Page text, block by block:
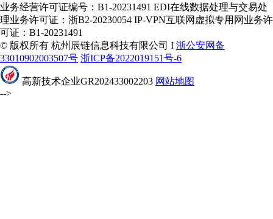
业务经营许可证编号：B1-20231491 EDI在线数据处理与交易处
理业务许可证：浙B2-20230054 IP-VPN互联网虚拟专用网业务许
可证：B1-20231491
© 版权所有 杭州辰链信息科技有限公司 I 浙公安网备
33010902003507号 浙ICP备2022019151号-6
高新技术企业GR202433002203 网站地图
-->